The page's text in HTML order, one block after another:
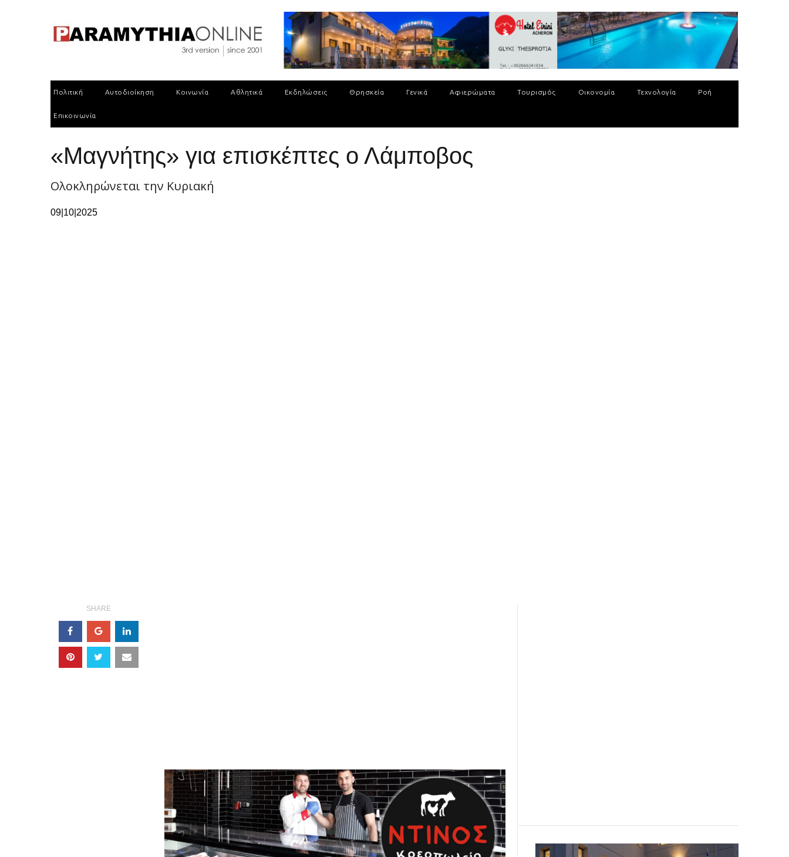
Πολιτική Αυτοδιοίκηση Κοινωνία Αθλητικά Εκδηλώσεις Θρησκεία Γενικά Αφιερώματα Τουρισμός Οικονομία Τεχνολογία Ροή
Επικοινωνία
«Μαγνήτης» για επισκέπτες ο Λάμποβος
Ολοκληρώνεται την Κυριακή
09|10|2025
SHARE